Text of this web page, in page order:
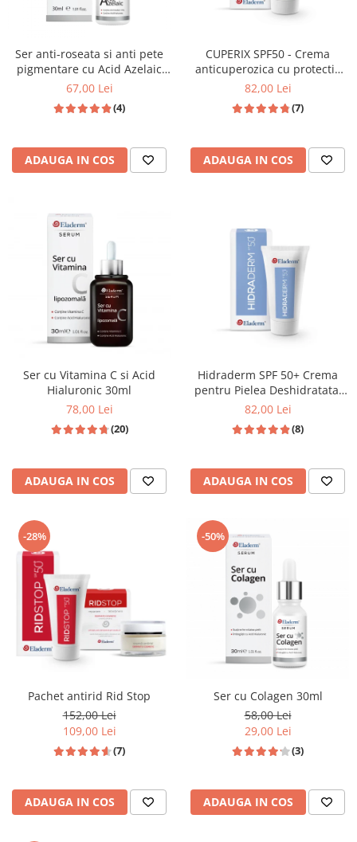
Ser anti-roseata si anti pete
pigmentare cu Acid Azelaic
10% si Acid Hialuronic 30ml
67,00 Lei
(4)
ADAUGA IN COS
CUPERIX SPF50 - Crema
anticuperozica cu protectie
solara ridicata - 50ML
82,00 Lei
(7)
ADAUGA IN COS
Ser cu Vitamina C si Acid
Hialuronic 30ml
78,00 Lei
(20)
ADAUGA IN COS
Hidraderm SPF 50+ Crema
pentru Pielea Deshidratata.
Asigura Protectie Solara
82,00 Lei
(8)
ADAUGA IN COS
-28%
Pachet antirid Rid Stop
152,00 Lei
109,00 Lei
(7)
ADAUGA IN COS
-50%
Ser cu Colagen 30ml
58,00 Lei
29,00 Lei
(3)
ADAUGA IN COS